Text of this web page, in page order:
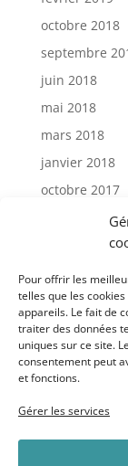
Pour offrir les
telles que les
appareils. Le fait de
traiter des données
uniques sur ce site.
consentement peut
et fonctions.
Gérer les services
octobre 2018
septembre
juin 2018
mai 2018
mars 2018
janvier 2018
octobre 2017
janvier 2017
Actu
Uncategorized
Méta
Connexion